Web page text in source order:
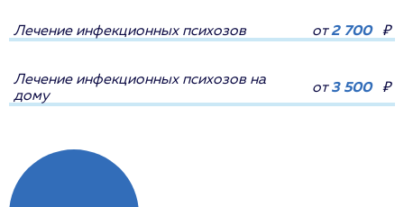
Лечение инфекционных психозов от2 700 ₽
Лечение инфекционных психозов на
дому
от3 500 ₽